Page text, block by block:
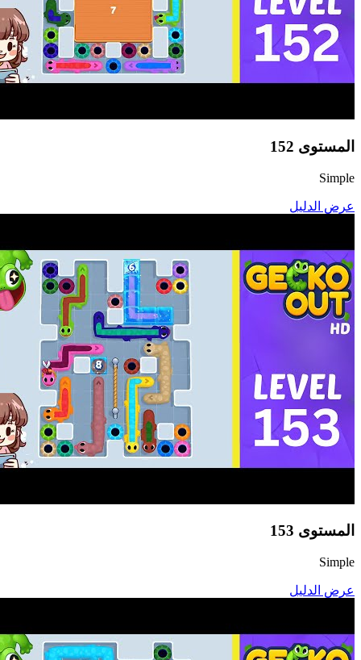
المستوى 152
Simple
عرض الدليل
المستوى 153
Simple
عرض الدليل